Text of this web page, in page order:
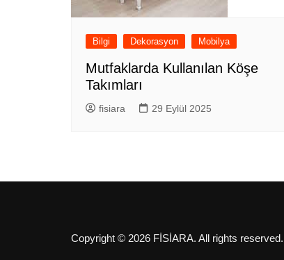
Bilgi Dekorasyon Mobilya
Mutfaklarda Kullanılan Köşe
Takımları
fisiara 29 Eylül 2025
Copyright © 2026 FİSİARA. All rights reserved.